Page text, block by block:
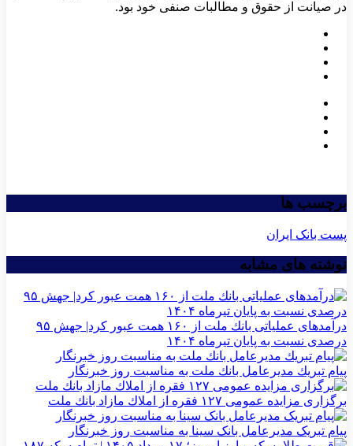
در صیانت از حقوق و مطالبات صنفی خود بود.
برچسب ها
پست بانک ایران
نوشته های مشابه
درآمدهای عملیاتی بانك ملت از ۱۶۰ همت عبور كرد| جهش ۹۵
درصدی نسبت به پایان تیرماه ۱۴۰۴
پیام تبریك مدیرعامل بانك ملت به مناسبت روز خبرنگار
برگزاری مزایده عمومی ۱۲۷ فقره از املاك مازاد بانك ملت
پیام تبریک مدیرعامل بانک سینا به مناسبت روز خبرنگار